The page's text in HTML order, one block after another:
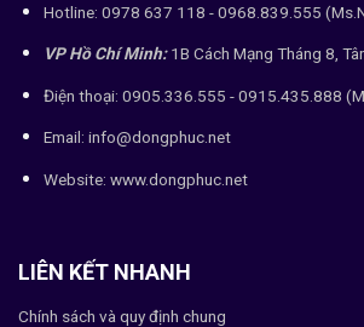
Hotline: 0978 637 118 - 0968.839.555
VP Hồ Chí Minh:1B Cách Mạng Tháng 8,
Điện thoại: 0905.336.555 - 0915.435.888
Email: info@dongphuc.net
Website: www.dongphuc.net
LIÊN KẾT NHANH
Chính sách và quy định chung